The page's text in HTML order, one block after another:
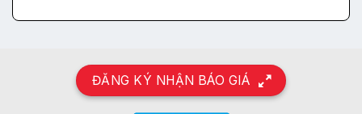
ĐĂNG KÝ NHẬN BÁO GIÁ